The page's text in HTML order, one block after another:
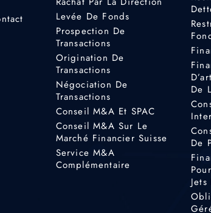
Levée De Fonds
Prospection De
Transactions
Origination De
Transactions
Négociation De
Transactions
Conseil M&A Et SPAC
Conseil M&A Sur Le
Marché Financier Suisse
Service M&A
Complémentaire
De
De